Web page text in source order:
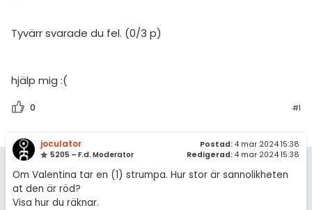
Tyvärr svarade du fel. (0/3 p)
hjälp mig :(
0 #1
joculator
5205 – F.d. Moderator
Postad: 4 mar 2024 15:38
Redigerad: 4 mar 2024 15:38
Om Valentina tar en (1) strumpa. Hur stor är sannolikheten
at den är röd?
Visa hur du räknar.